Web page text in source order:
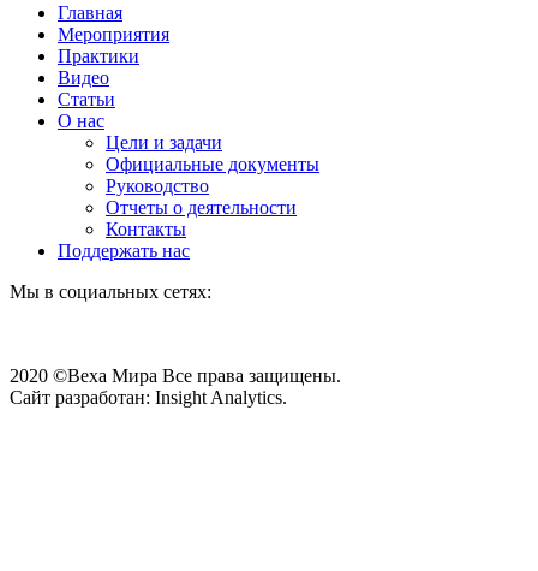
Главная
Мероприятия
Практики
Видео
Статьи
О нас
Цели и задачи
Официальные документы
Руководство
Отчеты о деятельности
Контакты
Поддержать нас
Мы в социальных сетях:
2020 ©Веха Мира Все права защищены.
Сайт разработан: Insight Analytics.